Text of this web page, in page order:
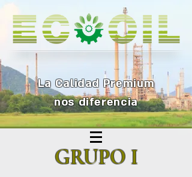
La Calidad Premium
nos diferencia
GRUPO I